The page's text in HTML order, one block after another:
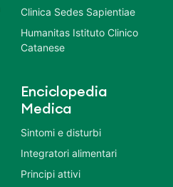
Clinica Sedes Sapientiae
Humanitas Istituto Clinico
Catanese
Enciclopedia
Medica
Sintomi e disturbi
Integratori alimentari
Principi attivi